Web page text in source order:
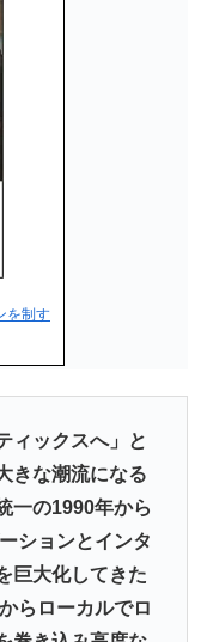
を制す
ィックスへ」と
きな潮流になる
一の1990年から
ションとインタ
巨大化してきた
らローカルでロ